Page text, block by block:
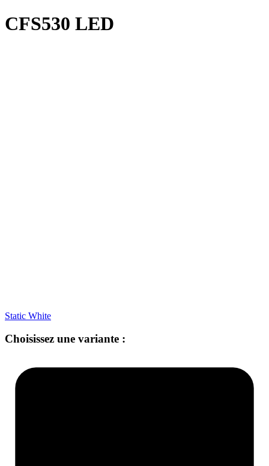
CFS530 LED
Static White
Choisissez une variante :